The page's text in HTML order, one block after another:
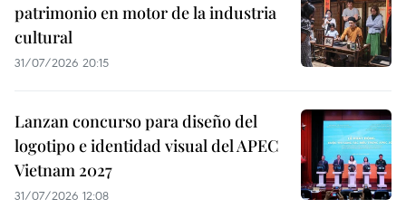
patrimonio en motor de la industria
cultural
31/07/2026 20:15
Lanzan concurso para diseño del
logotipo e identidad visual del APEC
Vietnam 2027
31/07/2026 12:08